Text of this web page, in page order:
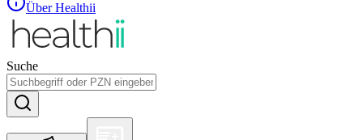
Über Healthii
Suche